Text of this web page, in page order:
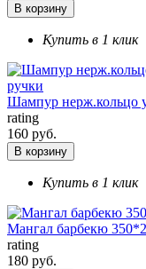
В корзину
Купить в 1 клик
Шампур нерж.кольцо
rating
160 руб.
В корзину
Купить в 1 клик
Мангал барбекю
rating
180 руб.